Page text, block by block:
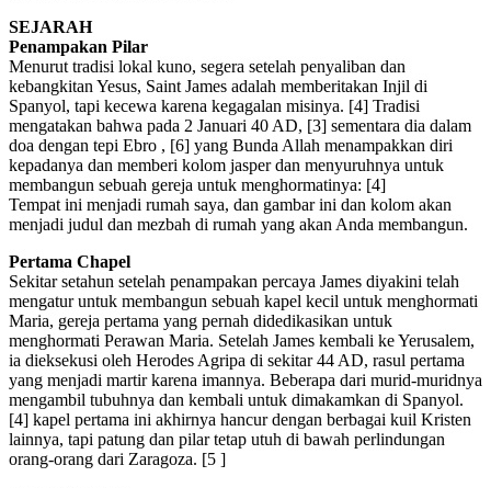
SEJARAH
Penampakan Pilar
Menurut tradisi lokal kuno, segera setelah penyaliban dan
kebangkitan Yesus, Saint James adalah memberitakan Injil di
Spanyol, tapi kecewa karena kegagalan misinya. [4] Tradisi
mengatakan bahwa pada 2 Januari 40 AD, [3] sementara dia dalam
doa dengan tepi Ebro , [6] yang Bunda Allah menampakkan diri
kepadanya dan memberi kolom jasper dan menyuruhnya untuk
membangun sebuah gereja untuk menghormatinya: [4]
Tempat ini menjadi rumah saya, dan gambar ini dan kolom akan
menjadi judul dan mezbah di rumah yang akan Anda membangun.
Pertama Chapel
Sekitar setahun setelah penampakan percaya James diyakini telah
mengatur untuk membangun sebuah kapel kecil untuk menghormati
Maria, gereja pertama yang pernah didedikasikan untuk
menghormati Perawan Maria. Setelah James kembali ke Yerusalem,
ia dieksekusi oleh Herodes Agripa di sekitar 44 AD, rasul pertama
yang menjadi martir karena imannya. Beberapa dari murid-muridnya
mengambil tubuhnya dan kembali untuk dimakamkan di Spanyol.
[4] kapel pertama ini akhirnya hancur dengan berbagai kuil Kristen
lainnya, tapi patung dan pilar tetap utuh di bawah perlindungan
orang-orang dari Zaragoza. [5 ]